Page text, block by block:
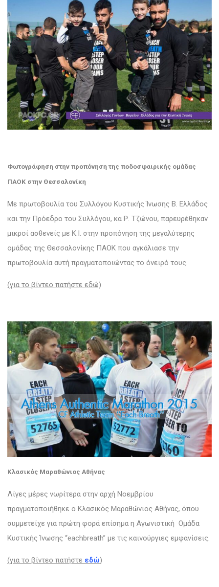
Φωτογράφηση στην προπόνηση της ποδοσφαιρικής ομάδας
ΠΑΟΚ στην Θεσσαλονίκη
Με πρωτοβουλία του Συλλόγου Κυστικής Ίνωσης Β. Ελλάδος
και την Πρόεδρο του Συλλόγου, κα Ρ. Τζώνου, παρευρέθηκαν
μικροί ασθενείς με Κ.Ι. στην προπόνηση της μεγαλύτερης
ομάδας της Θεσσαλονίκης ΠΑΟΚ που αγκάλιασε την
πρωτοβουλία αυτή πραγματοποιώντας το όνειρό τους.
(για το βίντεο πατήστε εδώ)
Κλασικός Μαραθώνιος Αθήνας
Λίγες μέρες νωρίτερα στην αρχή Νοεμβρίου
πραγματοποιήθηκε ο Κλασικός Μαραθώνιος Αθήνας, όπου
συμμετείχε για πρώτη φορά επίσημα η Αγωνιστική Ομάδα
Κυστικής Ίνωσης “eachbreath” με τις καινούργιες εμφανίσεις.
(για το βίντεο πατήστε εδώ)